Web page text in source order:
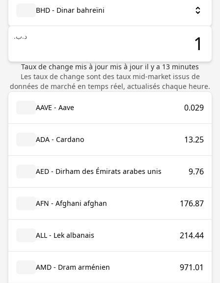
BHD - Dinar bahreïni
.د.ب
Taux de change mis à jour mis à jour il y a 13 minutes
Les taux de change sont des taux mid-market issus de
données de marché en temps réel, actualisés chaque heure.
AAVE - Aave 0.029
ADA - Cardano 13.25
AED - Dirham des Émirats arabes unis 9.76
AFN - Afghani afghan 176.87
ALL - Lek albanais 214.44
AMD - Dram arménien 971.01